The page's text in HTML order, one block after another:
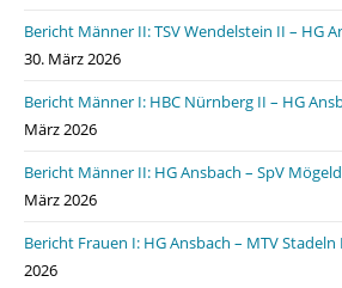
Bericht Männer II: TSV Wendelstein II – HG
30. März 2026
Bericht Männer I: HBC Nürnberg II – HG
März 2026
Bericht Männer II: HG Ansbach – SpV
März 2026
Bericht Frauen I: HG Ansbach – MTV Stadeln
2026